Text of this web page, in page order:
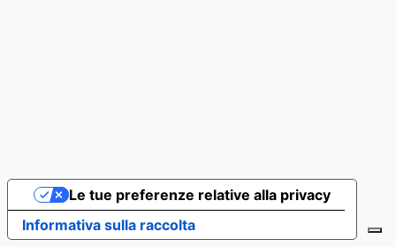
Informativa sulla raccolta
Le tue preferenze relative alla privacy